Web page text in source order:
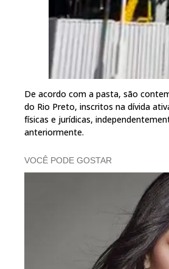
De acordo com a pasta, são
do Rio Preto, inscritos na dívida
físicas e jurídicas,
anteriormente.